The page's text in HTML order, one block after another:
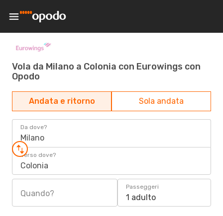
Vola da Milano a Colonia con Eurowings con
Opodo
Andata e ritorno Sola andata
Da dove?
Milano
Verso dove?
Colonia
Quando?
Passeggeri
1 adulto